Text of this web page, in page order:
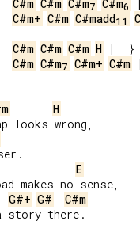
C#m C#m C#m7 C#m6
C#m+ C#m C#madd11
C#m C#m C#m H
C#m C#m7 C#m+ C#m
H
looks wrong,
E
makes no sense,
G#+ G#
C#m
story there.